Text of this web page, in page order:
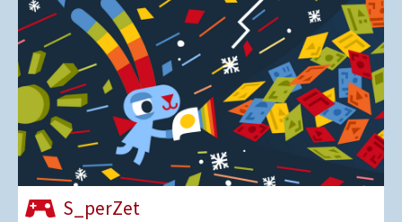
S_perZet